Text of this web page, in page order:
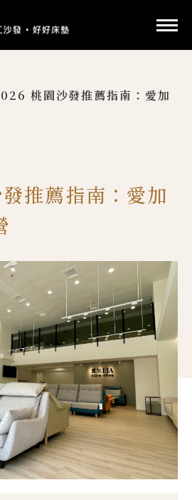
桃園沙發推薦指南：愛加
推薦指南：愛加